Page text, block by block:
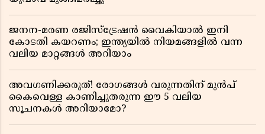
ജനന-മരണ രജിസ്ട്രേഷൻ വൈകിയാൽ ഇനി
കോടതി കയറണം; ഇന്ത്യയിൽ നിയമങ്ങളിൽ വന്ന
വലിയ മാറ്റങ്ങൾ അറിയാം
അവഗണിക്കരുത്! രോഗങ്ങൾ വരുന്നതിന് മുൻപ്
കൈവെള്ള കാണിച്ചുതരുന്ന ഈ 5 വലിയ
സൂചനകൾ അറിയാമോ?